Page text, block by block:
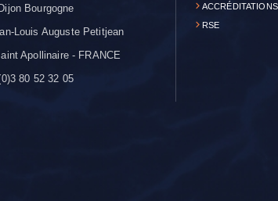
Bourgogne
Louis Auguste Petitjean
Apollinaire - FRANCE
80 52 32 05
ACCRÉDITATIONS
RSE